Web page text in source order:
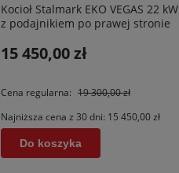
Kocioł Stalmark EKO VEGAS 22 kW
z podajnikiem po prawej stronie
15 450,00 zł
Cena regularna: 19 300,00 zł
Najniższa cena z 30 dni: 15 450,00 zł
Do koszyka